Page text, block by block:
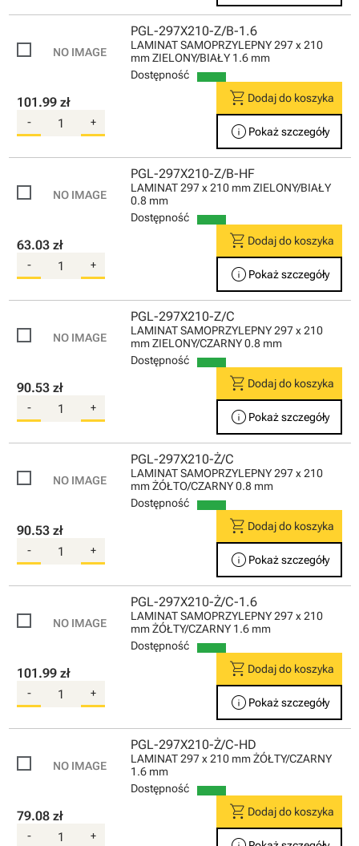
PGL-297X210-Z/B-1.6
LAMINAT SAMOPRZYLEPNY 297 x 210
mm ZIELONY/BIAŁY 1.6 mm
Dostępność
101.99 zł
- +
shopping_cart Dodaj do koszyka
info Pokaż szczegóły
PGL-297X210-Z/B-HF
LAMINAT 297 x 210 mm ZIELONY/BIAŁY
0.8 mm
Dostępność
63.03 zł
- +
shopping_cart Dodaj do koszyka
info Pokaż szczegóły
PGL-297X210-Z/C
LAMINAT SAMOPRZYLEPNY 297 x 210
mm ZIELONY/CZARNY 0.8 mm
Dostępność
90.53 zł
- +
shopping_cart Dodaj do koszyka
info Pokaż szczegóły
PGL-297X210-Ż/C
LAMINAT SAMOPRZYLEPNY 297 x 210
mm ŻÓŁTO/CZARNY 0.8 mm
Dostępność
90.53 zł
- +
shopping_cart Dodaj do koszyka
info Pokaż szczegóły
PGL-297X210-Ż/C-1.6
LAMINAT SAMOPRZYLEPNY 297 x 210
mm ŻÓŁTY/CZARNY 1.6 mm
Dostępność
101.99 zł
- +
shopping_cart Dodaj do koszyka
info Pokaż szczegóły
PGL-297X210-Ż/C-HD
LAMINAT 297 x 210 mm ŻÓŁTY/CZARNY
1.6 mm
Dostępność
79.08 zł
- +
shopping_cart Dodaj do koszyka